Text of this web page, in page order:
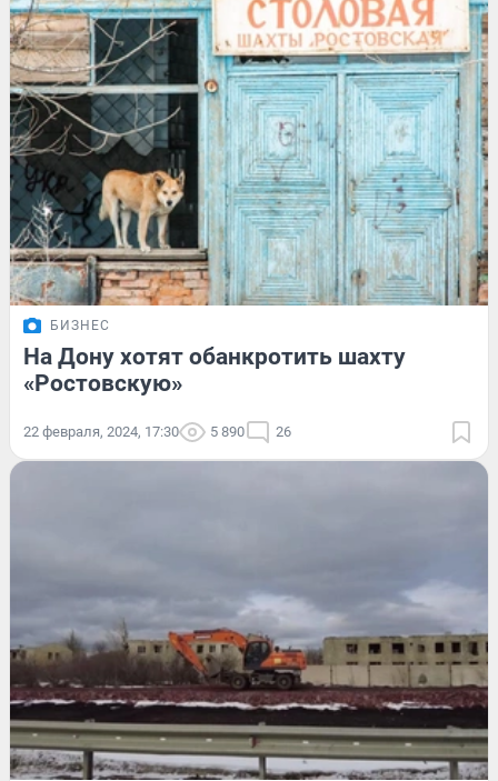
БИЗНЕС
На Дону хотят обанкротить шахту
«Ростовскую»
22 февраля, 2024, 17:30 5 890 26